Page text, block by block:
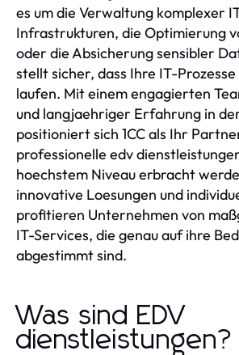
es um die Verwaltung komplexer
Infrastrukturen, die Optimierung
oder die Absicherung sensibler
stellt sicher, dass Ihre IT-
laufen. Mit einem engagierten
und langjaehriger Erfahrung in
positioniert sich 1CC als Ihr
professionelle edv
hoechstem Niveau erbracht
innovative Loesungen und
profitieren Unternehmen von
IT-Services, die genau auf ihre
abgestimmt sind.
Was sind EDV
dienstleistungen?